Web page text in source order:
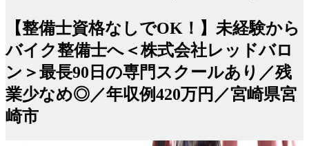
【整備士資格なしでOK！】未経験から
バイク整備士へ＜株式会社レッドバロ
ン＞最長90日の専門スクールあり／残
業少なめ◎／年収例420万円／宮崎県宮
崎市